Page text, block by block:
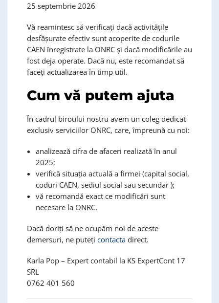
25 septembrie 2026
Vă reamintesc să verificați dacă activitățile
desfășurate efectiv sunt acoperite de codurile
CAEN înregistrate la ONRC și dacă modificările au
fost deja operate. Dacă nu, este recomandat să
faceți actualizarea în timp util.
Cum vă putem ajuta
În cadrul biroului nostru avem un coleg dedicat
exclusiv serviciilor ONRC, care, împreună cu noi:
analizează cifra de afaceri realizată în anul
2025;
verifică situația actuală a firmei (capital social,
coduri CAEN, sediul social sau secundar );
vă recomandă exact ce modificări sunt
necesare la ONRC.
Dacă doriți să ne ocupăm noi de aceste
demersuri, ne puteți contacta direct.
Karla Pop – Expert contabil la KS ExpertCont 17
SRL
0762 401 560